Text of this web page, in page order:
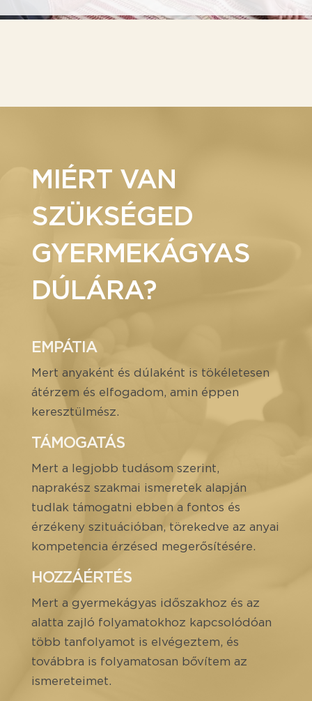
MIÉRT VAN
SZÜKSÉGED
GYERMEKÁGYAS
DÚLÁRA?
EMPÁTIA
Mert anyaként és dúlaként is tökéletesen
átérzem és elfogadom, amin éppen
keresztülmész.
TÁMOGATÁS
Mert a legjobb tudásom szerint,
naprakész szakmai ismeretek alapján
tudlak támogatni ebben a fontos és
érzékeny szituációban, törekedve az anyai
kompetencia érzésed megerősítésére.
HOZZÁÉRTÉS
Mert a gyermekágyas időszakhoz és az
alatta zajló folyamatokhoz kapcsolódóan
több tanfolyamot is elvégeztem, és
továbbra is folyamatosan bővítem az
ismereteimet.